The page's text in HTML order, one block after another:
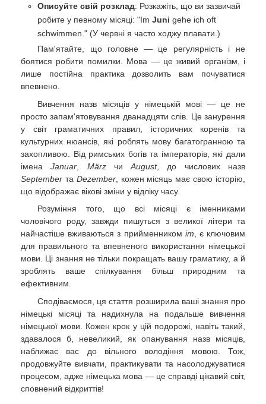
Описуйте свій розклад: Розкажіть, що ви зазвичай
робите у певному місяці: "Im Juni gehe ich oft
schwimmen." (У червні я часто ходжу плавати.)
Пам'ятайте, що головне — це регулярність і не
боятися робити помилки. Мова — це живий організм, і
лише постійна практика дозволить вам почуватися
впевнено.
Вивчення назв місяців у німецькій мові — це не
просто запам'ятовування дванадцяти слів. Це занурення
у світ граматичних правил, історичних коренів та
культурних нюансів, які роблять мову багатогранною та
захопливою. Від римських богів та імператорів, які дали
іменаJanuar MärzчиAugust, до числових назв
September та Dezember, кожен місяць має свою історію,
що відображає вікові зміни у відліку часу.
Розуміння того, що всі місяці є іменниками
чоловічого роду, завжди пишуться з великої літери та
найчастіше вживаються з прийменником im , є ключовим
для правильного та впевненого використання німецької
мови. Ці знання не тільки покращать вашу граматику, а й
зроблять ваше спілкування більш природним та
ефективним.
Сподіваємося, ця стаття розширила ваші знання про
німецькі місяці та надихнула на подальше вивчення
німецької мови. Кожен крок у цій подорожі, навіть такий,
здавалося б, невеликий, як опанування назв місяців,
наближає вас до вільного володіння мовою. Тож,
продовжуйте вивчати, практикувати та насолоджуватися
процесом, адже німецька мова — це справді цікавий світ,
сповнений відкриттів!